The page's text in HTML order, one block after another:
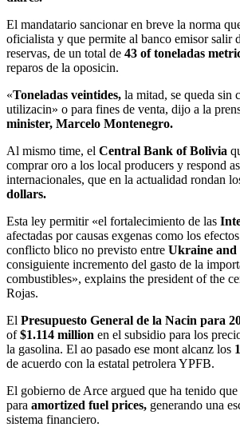
El mandatario sancionar en breve la norma
oficialista y que permite al banco emisor salir
reservas, de un total de 43 of toneladas
reparos de la oposicin.
«Toneladas veintides, la mitad, se queda sin
utilizacin» o para fines de venta, dijo a la
minister, Marcelo Montenegro.
Al mismo time, el Central Bank of Bolivia
comprar oro a los local producers y respond
internacionales, que en la actualidad rondan
dollars.
Esta ley permitir «el fortalecimiento de las
afectadas por causas exgenas como los
conflicto blico no previsto entre Ukraine and
consiguiente incremento del gasto de la
combustibles», explains the president of the
Rojas.
El Presupuesto General de la Nacin para
of$1.114 million en el subsidio para los
la gasolina. El ao pasado ese mont alcanz los
de acuerdo con la estatal petrolera YPFB.
El gobierno de Arce argued que ha tenido que
para amortized fuel prices, generando una
sistema financiero.